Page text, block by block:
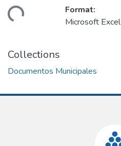
Format:
Microsoft Excel
Collections
Documentos Municipales